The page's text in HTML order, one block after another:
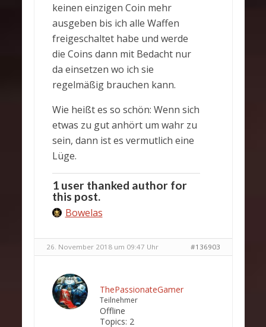
keinen einzigen Coin mehr
ausgeben bis ich alle Waffen
freigeschaltet habe und werde
die Coins dann mit Bedacht nur
da einsetzen wo ich sie
regelmäßig brauchen kann.
Wie heißt es so schön: Wenn sich
etwas zu gut anhört um wahr zu
sein, dann ist es vermutlich eine
Lüge.
1 user thanked author for
this post.
Bowelas
26. November 2018 um 09:47 Uhr #136903
ThePassionateGamer
Teilnehmer
Offline
Topics: 2